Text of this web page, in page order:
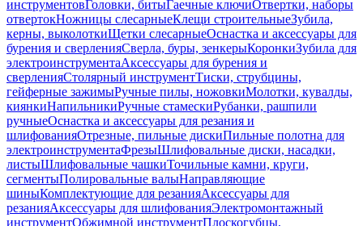
инструментовГоловки, битыГаечные ключиОтвертки, наборы
отвертокНожницы слесарныеКлещи строительныеЗубила,
керны, выколоткиЩетки слесарныеОснастка и аксессуары для
бурения и сверленияСверла, буры, зенкерыКоронкиЗубила для
электроинструментаАксессуары для бурения и
сверленияСтолярный инструментТиски, струбцины,
гейферные зажимыРучные пилы, ножовкиМолотки, кувалды,
киянкиНапильникиРучные стамескиРубанки, рашпили
ручныеОснастка и аксессуары для резания и
шлифованияОтрезные, пильные дискиПильные полотна для
электроинструментаФрезыШлифовальные диски, насадки,
листыШлифовальные чашкиТочильные камни, круги,
сегментыПолировальные валыНаправляющие
шиныКомплектующие для резанияАксессуары для
резанияАксессуары для шлифованияЭлектромонтажный
инструментОбжимной инструментПлоскогубцы,